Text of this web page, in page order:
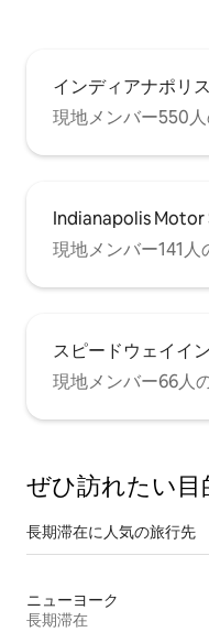
インディアナポリ
現地メンバー550
Indianapolis Motor
現地メンバー141人
スピードウェイイ
現地メンバー66人
ぜひ訪⁠れ⁠た⁠い目⁠
長期滞在に人気の旅行先
ニューヨーク
長期滞在